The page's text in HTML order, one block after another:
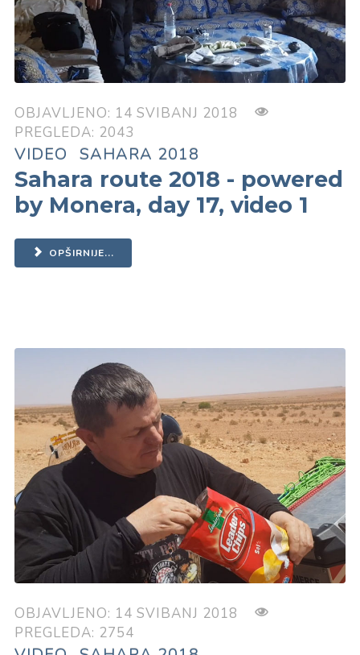
OBJAVLJENO: 14 SVIBANJ 2018
PREGLEDA: 2043
VIDEO SAHARA 2018
Sahara route 2018 - powered
by Monera, day 17, video 1
OPŠIRNIJE...
OBJAVLJENO: 14 SVIBANJ 2018
PREGLEDA: 2754